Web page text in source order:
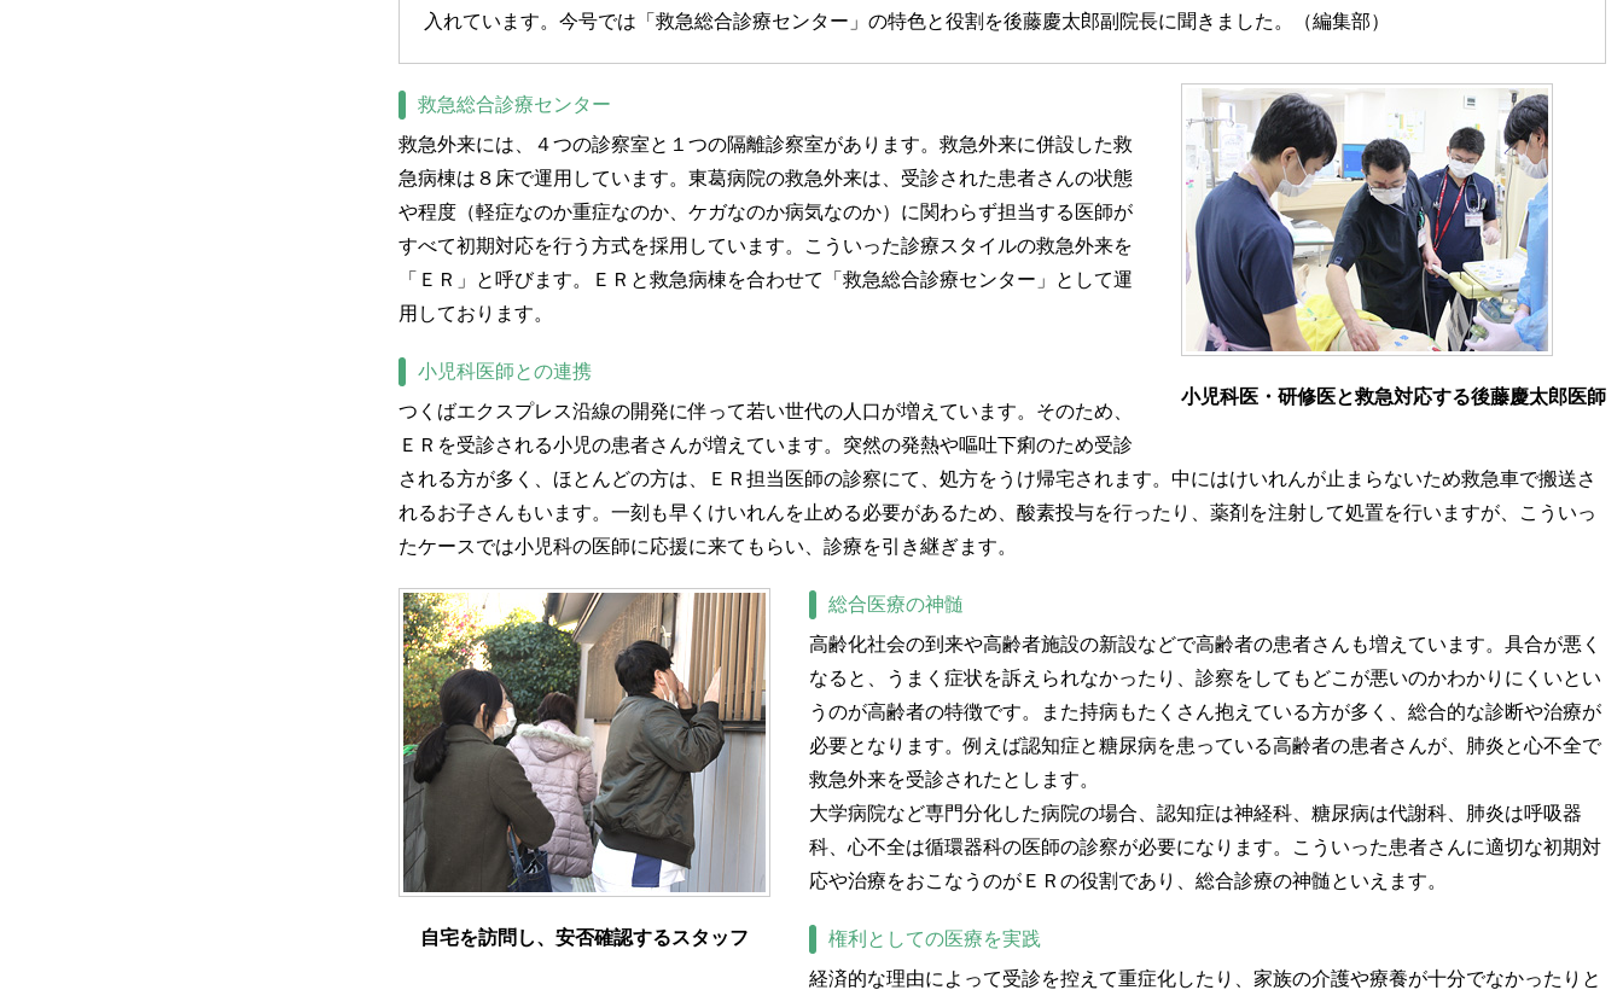
入れています。今号では「救急総合診療センター」の特色と役割を後藤慶太郎副院長に聞きました。（編集部）
小児科医・研修医と救急対応する後藤慶太郎医師
救急総合診療センター
救急外来には、４つの診察室と１つの隔離診察室があります。救急外来に併設した救
急病棟は８床で運用しています。東葛病院の救急外来は、受診された患者さんの状態
や程度（軽症なのか重症なのか、ケガなのか病気なのか）に関わらず担当する医師が
すべて初期対応を行う方式を採用しています。こういった診療スタイルの救急外来を
「ＥＲ」と呼びます。ＥＲと救急病棟を合わせて「救急総合診療センター」として運
用しております。
小児科医師との連携
つくばエクスプレス沿線の開発に伴って若い世代の人口が増えています。そのため、
ＥＲを受診される小児の患者さんが増えています。突然の発熱や嘔吐下痢のため受診
される方が多く、ほとんどの方は、ＥＲ担当医師の診察にて、処方をうけ帰宅されます。中にはけいれんが止まらないため救急車で搬送さ
れるお子さんもいます。一刻も早くけいれんを止める必要があるため、酸素投与を行ったり、薬剤を注射して処置を行いますが、こういっ
たケースでは小児科の医師に応援に来てもらい、診療を引き継ぎます。
自宅を訪問し、安否確認するスタッフ
総合医療の神髄
高齢化社会の到来や高齢者施設の新設などで高齢者の患者さんも増えています。具合が悪く
なると、うまく症状を訴えられなかったり、診察をしてもどこが悪いのかわかりにくいとい
うのが高齢者の特徴です。また持病もたくさん抱えている方が多く、総合的な診断や治療が
必要となります。例えば認知症と糖尿病を患っている高齢者の患者さんが、肺炎と心不全で
救急外来を受診されたとします。
大学病院など専門分化した病院の場合、認知症は神経科、糖尿病は代謝科、肺炎は呼吸器
科、心不全は循環器科の医師の診察が必要になります。こういった患者さんに適切な初期対
応や治療をおこなうのがＥＲの役割であり、総合診療の神髄といえます。
権利としての医療を実践
経済的な理由によって受診を控えて重症化したり、家族の介護や療養が十分でなかったりと